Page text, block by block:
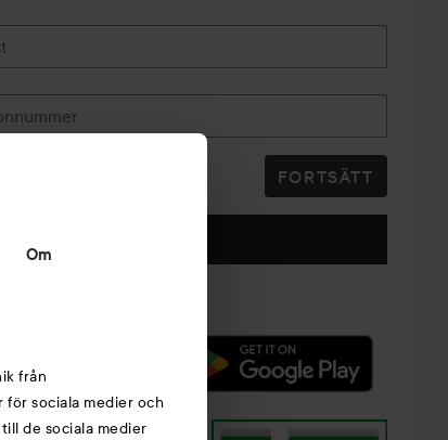
Om
från
sociala medier och
de sociala medier
FORTSÄTT
oss